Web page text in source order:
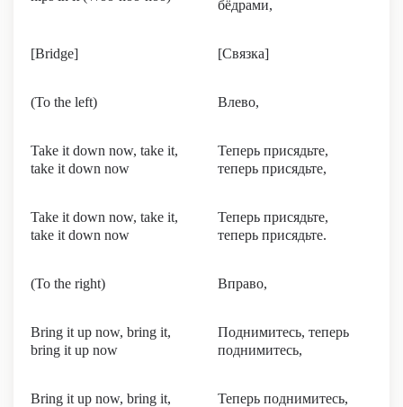
бёдрами,
[Bridge] [Связка]
(To the left) Влево,
Take it down now, take it,
take it down now
Теперь присядьте,
теперь присядьте,
Take it down now, take it,
take it down now
Теперь присядьте,
теперь присядьте.
(To the right) Вправо,
Bring it up now, bring it,
bring it up now
Поднимитесь, теперь
поднимитесь,
Bring it up now, bring it,
Теперь поднимитесь,